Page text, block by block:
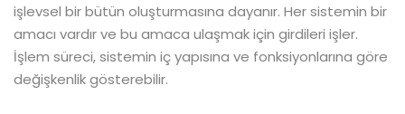
işlevsel bir bütün oluşturmasına dayanır. Her sistemin bir
amacı vardır ve bu amaca ulaşmak için girdileri işler.
İşlem süreci, sistemin iç yapısına ve fonksiyonlarına göre
değişkenlik gösterebilir.